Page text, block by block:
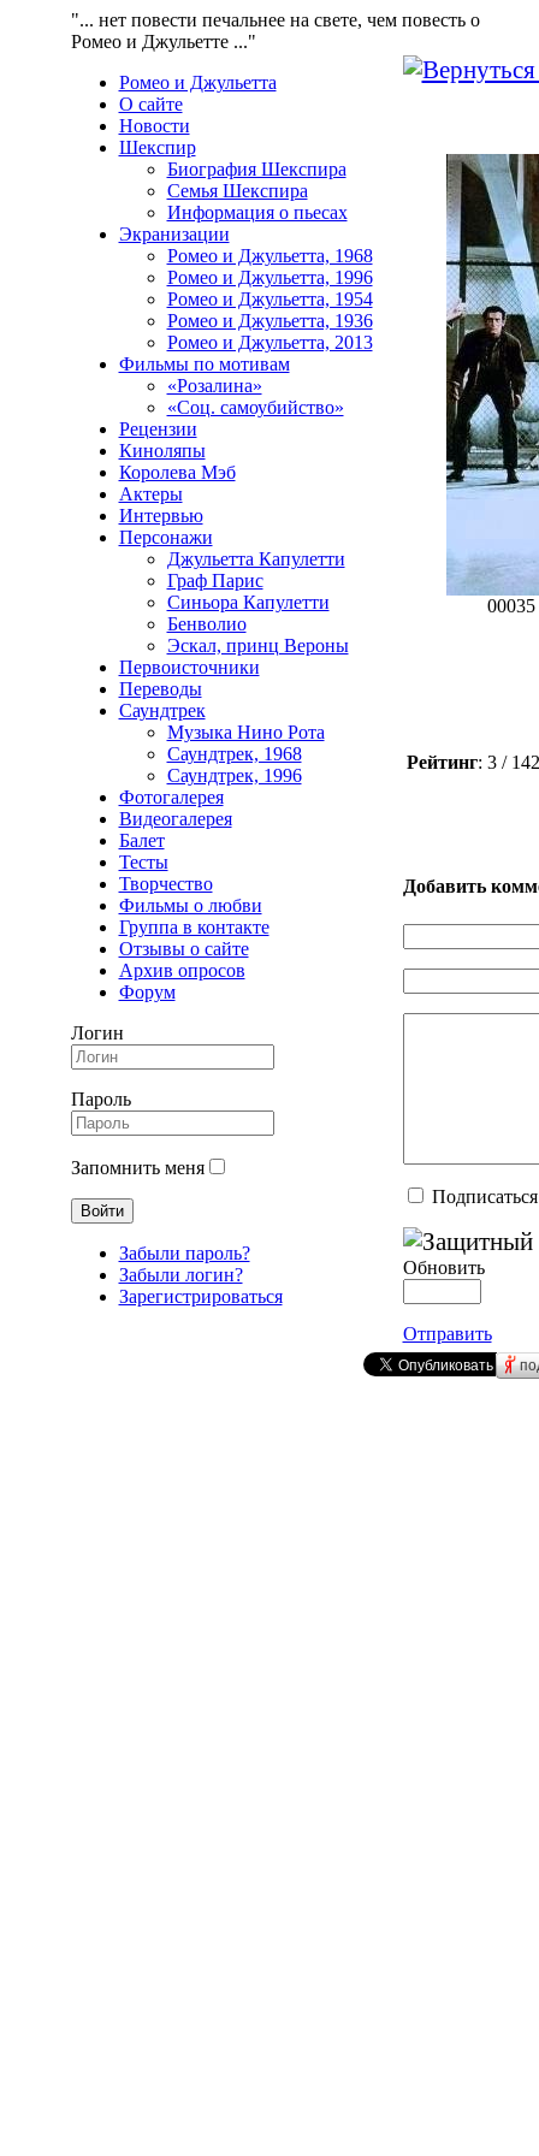
"... нет повести печальнее на свете, чем повесть о
Ромео и Джульетте ..."
Ромео и Джульетта
О сайте
Новости
Шекспир
Биография Шекспира
Семья Шекспира
Информация о пьесах
Экранизации
Ромео и Джульетта, 1968
Ромео и Джульетта, 1996
Ромео и Джульетта, 1954
Ромео и Джульетта, 1936
Ромео и Джульетта, 2013
Фильмы по мотивам
«Розалина»
«Соц. самоубийство»
Рецензии
Киноляпы
Королева Мэб
Актеры
Интервью
Персонажи
Джульетта Капулетти
Граф Парис
Синьора Капулетти
Бенволио
Эскал, принц Вероны
Первоисточники
Переводы
Саундтрек
Музыка Нино Рота
Саундтрек, 1968
Саундтрек, 1996
Фотогалерея
Видеогалерея
Балет
Тесты
Творчество
Фильмы о любви
Группа в контакте
Отзывы о сайте
Архив опросов
Форум
Логин
Пароль
Запомнить меня
Забыли пароль?
Забыли логин?
Зарегистрироваться
Рейтинг: 3 /
Добавить
Обновить
Отправить